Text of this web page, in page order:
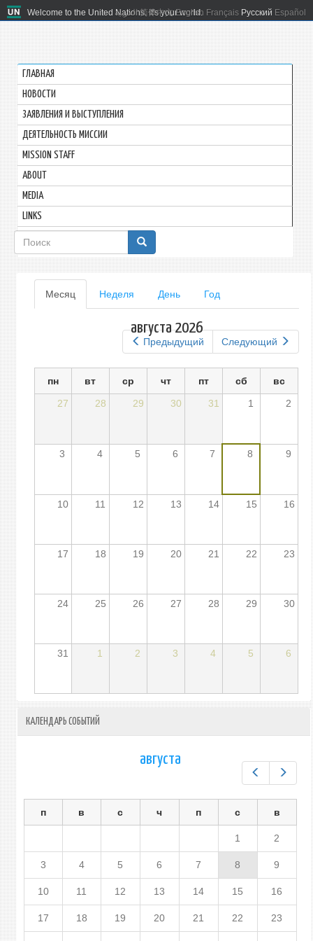
Welcome to the United Nations. It's your world.
العربية 简体中文 English Français Русский Español
ГЛАВНАЯ
HОВОСТИ
ЗАЯВЛЕНИЯ И ВЫСТУПЛЕНИЯ
ДЕЯТЕЛЬНОСТЬ МИССИИ
MISSION STAFF
ABOUT
MEDIA
LINKS
Форма
поиска
Главные
вкладки
Месяц (активная
вкладка)
Неделя День Год
Предыдущий Следующий
августа 2026
пн вт ср чт пт сб
вс
27
28 29 30 31 1 2
3 4 5 6 7 8 9
10 11 12 13 14 15 16
17 18 19 20 21 22 23
24 25 26 27 28 29 30
31 1 2 3 4 5 6
КАЛЕНДАРЬ СОБЫТИЙ
августа
п в с ч п с в
1 2
3 4 5 6 7 8 9
10 11 12 13 14 15 16
17 18 19 20 21 22 23